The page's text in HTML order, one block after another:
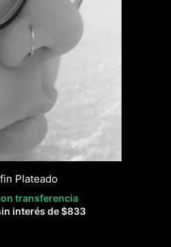
Plateado
transferencia
interés de$833